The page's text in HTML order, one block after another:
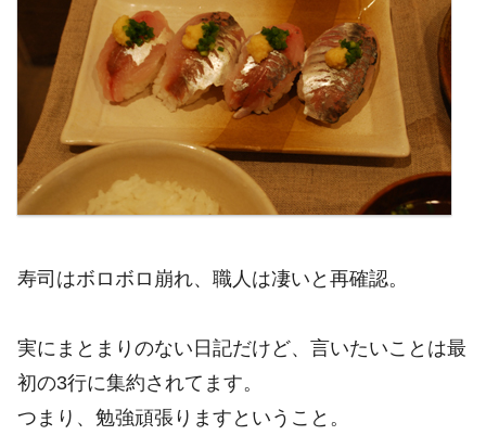
寿司はボロボロ崩れ、職人は凄いと再確認。
実にまとまりのない日記だけど、言いたいことは最
初の3行に集約されてます。
つまり、勉強頑張りますということ。